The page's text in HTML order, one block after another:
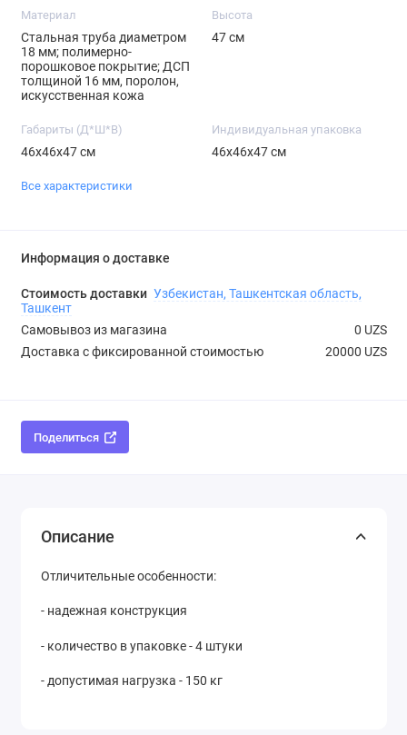
Материал
Стальная труба диаметром
18 мм; полимерно-
порошковое покрытие; ДСП
толщиной 16 мм, поролон,
искусственная кожа
Высота
47 см
Габариты (Д*Ш*В)
46х46х47 см
Индивидуальная упаковка
46х46х47 см
Все характеристики
Информация о доставке
Стоимость доставки Узбекистан, Ташкентская область,
Ташкент
Самовывоз из магазина
0 UZS
Доставка с фиксированной стоимостью
20000 UZS
Поделиться
Описание
Отличительные особенности:
- надежная конструкция
- количество в упаковке - 4 штуки
- допустимая нагрузка - 150 кг